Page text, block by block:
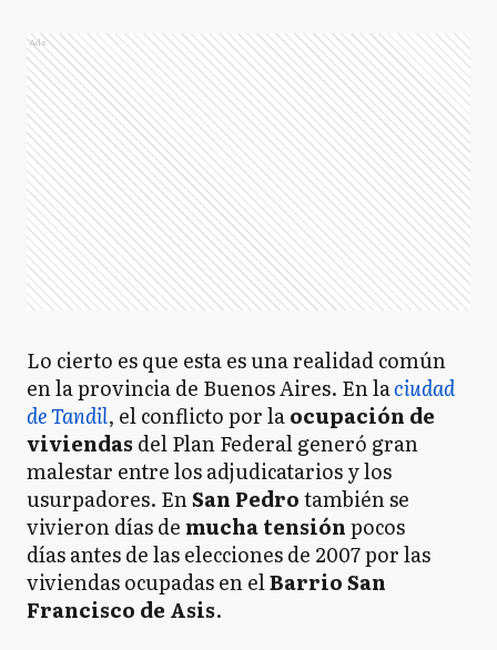
Ads
Lo cierto es que esta es una realidad común
en la provincia de Buenos Aires. En laciudad
de Tandil, el conflicto por laocupación de
viviendas del Plan Federal generó gran
malestar entre los adjudicatarios y los
usurpadores. EnSan Pedrotambién se
vivieron días de mucha tensiónpocos
días antes de las elecciones de 2007 por las
viviendas ocupadas en elBarrio San
Francisco de Asis.